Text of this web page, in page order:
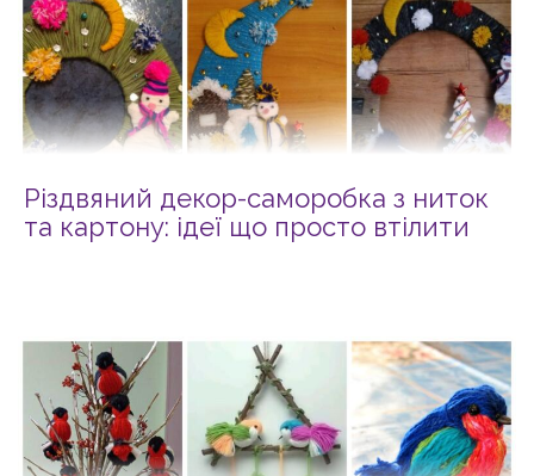
Різдвяний декор-саморобка з ниток
та картону: ідеї що просто втілити